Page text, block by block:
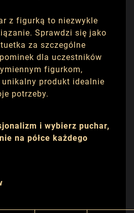
z figurką to niezwykle
Sprawdzi się jako
za szczególne
dla uczestników
figurkom,
produkt idealnie
potrzeby.
i wybierz puchar,
na półce każdego